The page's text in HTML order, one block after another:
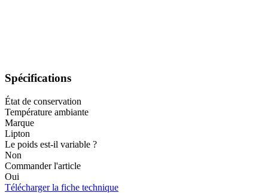
Spécifications
État de conservation
Température ambiante
Marque
Lipton
Le poids est-il variable ?
Non
Commander l'article
Oui
Télécharger la fiche technique